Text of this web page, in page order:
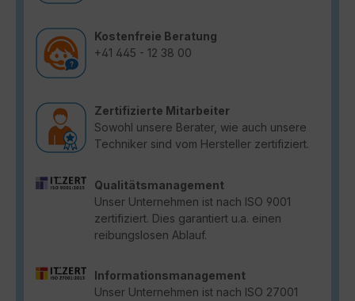
Kostenfreie Beratung
+41 445 - 12 38 00
Zertifizierte Mitarbeiter
Sowohl unsere Berater, wie auch unsere
Techniker sind vom Hersteller zertifiziert.
Qualitätsmanagement
Unser Unternehmen ist nach ISO 9001
zertifiziert. Dies garantiert u.a. einen
reibungslosen Ablauf.
Informationsmanagement
Unser Unternehmen ist nach ISO 27001